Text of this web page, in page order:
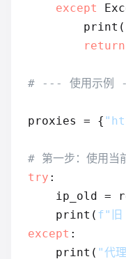
except
print(
return
# --- 使用示例
proxies = {
# 第一步：使用
try :
ip_old =
print( f"
except :
print( "代